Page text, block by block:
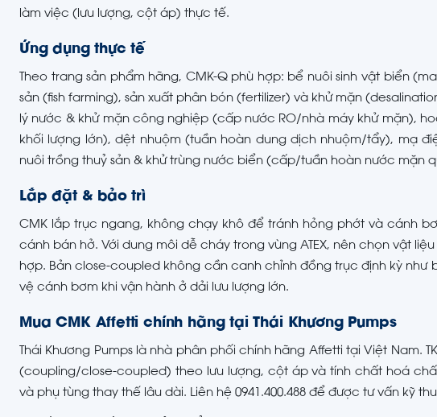
làm việc (lưu lượng, cột áp) thực tế.
Ứng dụng thực tế
Theo trang sản phẩm hãng, CMK-Q phù hợp: bể nuôi sinh vật biển
sản (fish farming), sản xuất phân bón (fertilizer) và khử mặn
lý nước & khử mặn công nghiệp (cấp nước RO/nhà máy khử mặn),
khối lượng lớn), dệt nhuộm (tuần hoàn dung dịch nhuộm/tẩy), mạ
nuôi trồng thuỷ sản & khử trùng nước biển (cấp/tuần hoàn nước mặn
Lắp đặt & bảo trì
CMK lắp trục ngang, không chạy khô để tránh hỏng phớt và cánh
cánh bán hở. Với dung môi dễ cháy trong vùng ATEX, nên chọn vật liệu
hợp. Bản close-coupled không cần canh chỉnh đồng trục định kỳ như
vệ cánh bơm khi vận hành ở dải lưu lượng lớn.
Mua CMK Affetti chính hãng tại Thái Khương Pumps
Thái Khương Pumps là nhà phân phối chính hãng Affetti tại Việt Nam.
(coupling/close-coupled) theo lưu lượng, cột áp và tính chất hoá
và phụ tùng thay thế lâu dài. Liên hệ 0941.400.488 để được tư vấn kỹ